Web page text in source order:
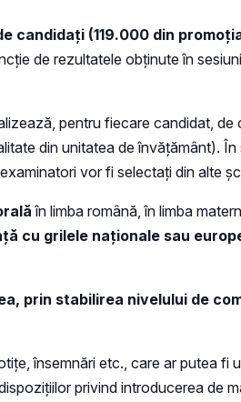
candidați (119.000 din
de rezultatele obținute în
pentru fiecare candidat, de
din unitatea de învăţământ). În
vor fi selectaţi din alte
în limba română, în limba
cu grilele naționale sau
prin stabilirea nivelului de
însemnări etc., care ar putea fi
privind introducerea de